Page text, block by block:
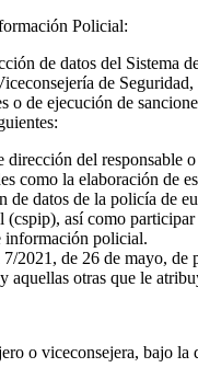
Policial:
de datos del Sistema
de
de ejecución de
del
como la elaboración de
de datos de la policía de
así como
información policial.
2021, de 26 de mayo,
otras que le
o viceconsejera, bajo